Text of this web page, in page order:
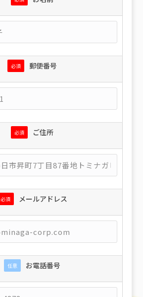
必須 郵便番号
必須 ご住所
必須 メールアドレス
任意 お電話番号